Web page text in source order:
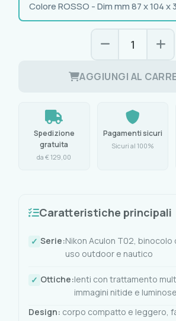
AGGIUNGI AL
Spedizione
gratuita
da € 129,00
Pagamenti sicuri
Sicuri al 100%
Caratteristiche principali
Serie:Nikon Aculon T02,
uso outdoor e nautico
Ottiche:lenti con trattamento
immagini nitide e luminose
Design: corpo compatto e leggero,